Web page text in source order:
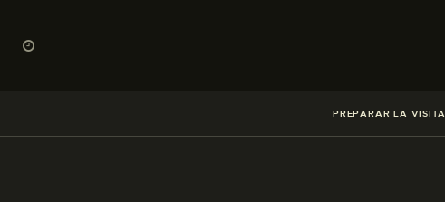
PREPARAR LA VISITA
█